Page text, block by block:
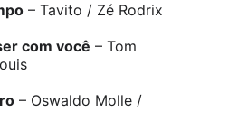
– Tavito / Zé Rodrix
com você – Tom
– Oswaldo Molle /